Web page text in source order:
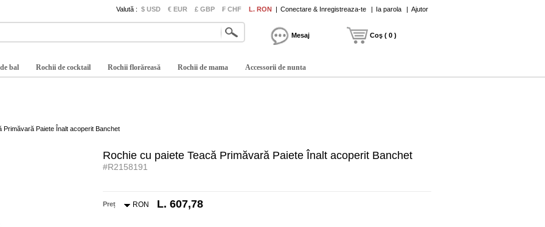
Valută : $ USD € EUR £ GBP ₣ CHF L. RON | Conectare & Inregistreaza-te | Ia parola | Ajutor
Mesaj Coş ( 0 )
bal Rochii de cocktail Rochii florăreasă Rochii de mama Accessorii de nunta
Primăvară Paiete Înalt acoperit Banchet
Rochie cu paiete Teacă Primăvară Paiete Înalt acoperit Banchet
#R2158191
Preț RON L. 607,78